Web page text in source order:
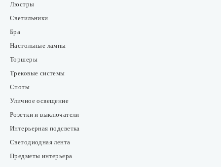
Люстры
Светильники
Бра
Настольные лампы
Торшеры
Трековые системы
Споты
Уличное освещение
Розетки и выключатели
Интерьерная подсветка
Светодиодная лента
Предметы интерьера